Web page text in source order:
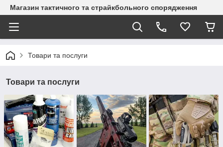
Магазин тактичного та страйкбольного спорядження
Товари та послуги
Товари та послуги